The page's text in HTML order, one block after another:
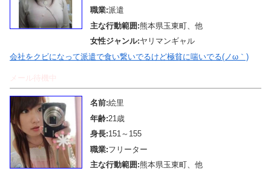
職業:派遣
主な行動範囲:熊本県玉東町、他
女性ジャンル:ヤリマンギャル
会社をクビになって派遣で食い繋いでるけど極貧に喘いでる(ノω｀)
メール待機中
名前:絵里
年齢:21歳
身長:151～155
職業:フリーター
主な行動範囲:熊本県玉東町、他